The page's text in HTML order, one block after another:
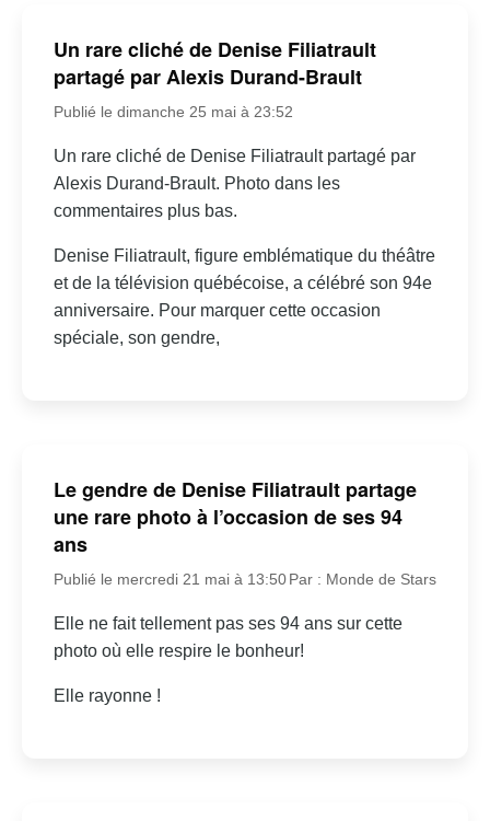
Un rare cliché de Denise Filiatrault
partagé par Alexis Durand-Brault
Publié le dimanche 25 mai à 23:52
Un rare cliché de Denise Filiatrault partagé par
Alexis Durand-Brault. Photo dans les
commentaires plus bas.
Denise Filiatrault, figure emblématique du théâtre
et de la télévision québécoise, a célébré son 94e
anniversaire. Pour marquer cette occasion
spéciale, son gendre,
Le gendre de Denise Filiatrault partage
une rare photo à l’occasion de ses 94
ans
Publié le mercredi 21 mai à 13:50 Par : Monde de Stars
Elle ne fait tellement pas ses 94 ans sur cette
photo où elle respire le bonheur!
Elle rayonne !